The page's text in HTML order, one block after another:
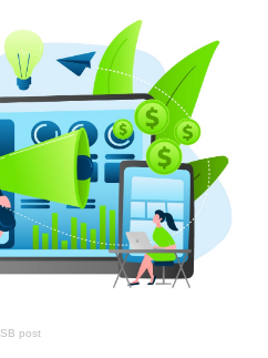
SB post